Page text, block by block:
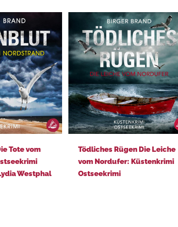
Küstenkrimi (Lydia Westphal 14)
Tote vom
Westphal
Tödliches Rügen Die Leiche vom Nordufer: Küstenkrimi
Tödliches Rügen Die Leiche
vom Nordufer: Küstenkrimi
Ostseekrimi